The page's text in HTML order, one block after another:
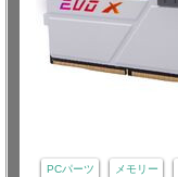
PCパーツ メモリー